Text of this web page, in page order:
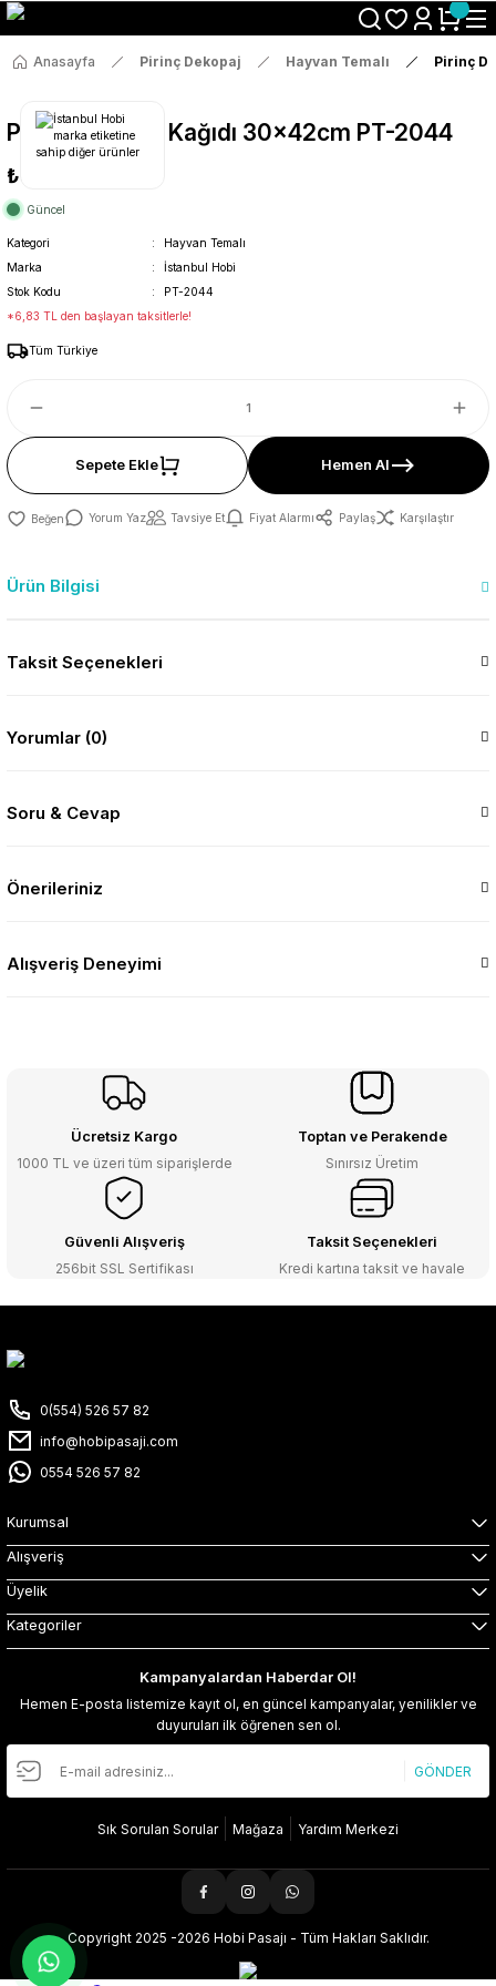
Size Özel "HG10" Koduyla Sepette Hemen %10 İndirimi Kaçırma
Anasayfa Pirinç Dekopaj Hayvan Temalı Pirinç
Pirinç Dekopaj Kağıdı 30x42cm PT-2044
₺36
Güncel
Kategori
Hayvan Temalı
Marka
İstanbul Hobi
Stok Kodu
PT-2044
*6,83 TL den başlayan taksitlerle!
Tüm Türkiye
Sepete Ekle Hemen Al
Yorum Yaz Tavsiye Et Fiyat Alarmı Paylaş Karşılaştır
Ürün Bilgisi
Taksit Seçenekleri
Yorumlar (0)
Soru & Cevap
Önerileriniz
Alışveriş Deneyimi
Ücretsiz Kargo
1000 TL ve üzeri tüm siparişlerde
Toptan ve Perakende
Sınırsız Üretim
Güvenli Alışveriş
256bit SSL Sertifikası
Taksit Seçenekleri
Kredi kartına taksit ve havale
0(554) 526 57 82
info@hobipasaji.com
0554 526 57 82
Kurumsal
Alışveriş
Üyelik
Kategoriler
Kampanyalardan Haberdar Ol!
Hemen E-posta listemize kayıt ol, en güncel kampanyalar, yenilikler ve
duyuruları ilk öğrenen sen ol.
GÖNDER
Sık Sorulan Sorular Mağaza Yardım Merkezi
Copyright 2025 -2026 Hobi Pasajı - Tüm Hakları Saklıdır.